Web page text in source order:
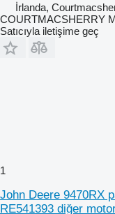
İrlanda,
COURTMACSHERRY
Satıcıyla iletişime geç
1
John Deere 9470RX
RE541393 diğer